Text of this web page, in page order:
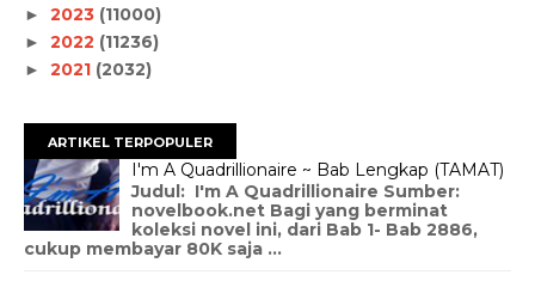
► 2023 (11000)
► 2022 (11236)
► 2021 (2032)
ARTIKEL TERPOPULER
I'm A Quadrillionaire ~ Bab Lengkap (TAMAT)
Judul: I'm A Quadrillionaire Sumber:
novelbook.net Bagi yang berminat
koleksi novel ini, dari Bab 1- Bab 2886,
cukup membayar 80K saja ...